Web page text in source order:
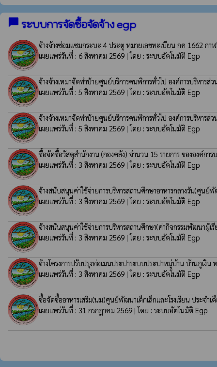
chat_bubble ระบบการจัดซื้อจัดจ้าง egp
จ้างจ้างซ่อมแซมกระบะ 4 ประตู หมายเลขทะเบียน กค 1662 ก
เผยแพร่วันที่ : 6 สิงหาคม 2569 | โดย : ระบบอัตโนมัติ Egp
จ้างจ้างเหมาจัดทำป้ายศูนย์บริการคนพิการทั่วไป องค์การบริหาร
เผยแพร่วันที่ : 5 สิงหาคม 2569 | โดย : ระบบอัตโนมัติ Egp
จ้างจ้างเหมาจัดทำป้ายศูนย์บริการคนพิการทั่วไป องค์การบริหาร
เผยแพร่วันที่ : 5 สิงหาคม 2569 | โดย : ระบบอัตโนมัติ Egp
ซื้อจัดซื้อวัสดุสำนักงาน (กองคลัง) จำนวน 15 รายการ ขององค์ก
เผยแพร่วันที่ : 3 สิงหาคม 2569 | โดย : ระบบอัตโนมัติ Egp
จ้างสนับสนุนค่าใช้จ่ายการบริหารสถานศึกษาอาหารกลางวัน(ศูนย์
เผยแพร่วันที่ : 3 สิงหาคม 2569 | โดย : ระบบอัตโนมัติ Egp
จ้างสนันสนุนค่าใช้จ่ายการบริหารสถานศึกษา(ค่ากิจกรรมพัฒนาผู้
เผยแพร่วันที่ : 3 สิงหาคม 2569 | โดย : ระบบอัตโนมัติ Egp
จ้างโครงการปรับปรุงท่อเมนประปาระบบประปาหมู่บ้าน บ้านภูเ
เผยแพร่วันที่ : 3 สิงหาคม 2569 | โดย : ระบบอัตโนมัติ Egp
ซื้อจัดซื้ออาหารเสริม(นม)ศูนย์พัฒนาเด็กเล็กและโรงเรียน ประจำ
เผยแพร่วันที่ : 31 กรกฎาคม 2569 | โดย : ระบบอัตโนมัติ Egp